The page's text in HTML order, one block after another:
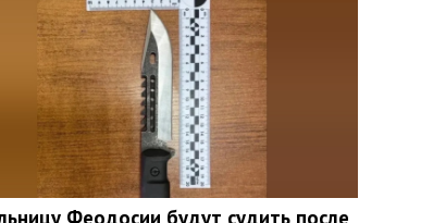
Феодосии будут судить после